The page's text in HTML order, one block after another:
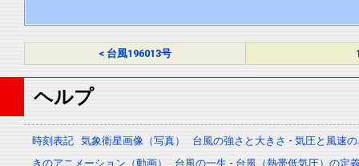
< 台風196013号
ヘルプ
時刻表記 気象衛星画像（写真）
台風の強さと大きさ - 気圧と風速
きのアニメーション（動画）
台風の一生 - 台風（熱帯低気圧）の定